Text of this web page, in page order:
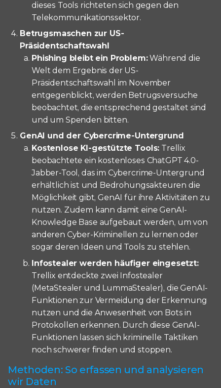
dieses Tools richteten sich gegen den
Telekommunikationssektor.
Betrugsmaschen zur US-
Präsidentschaftswahl
Phishing bleibt ein Problem:Während die
Welt dem Ergebnis der US-
Präsidentschaftswahl im November
entgegenblickt, werden Betrugsversuche
beobachtet, die entsprechend gestaltet sind
und um Spenden bitten.
GenAI und der Cybercrime-Untergrund
Kostenlose KI-gestützte Tools: Trellix
beobachtete ein kostenloses ChatGPT 4.0-
Jabber-Tool, das im Cybercrime-Untergrund
erhältlich ist und Bedrohungsakteuren die
Möglichkeit gibt, GenAI für ihre Aktivitäten zu
nutzen. Zudem kann damit eine GenAI-
Knowledge Base aufgebaut werden, um von
anderen Cyber-Kriminellen zu lernen oder
sogar deren Ideen und Tools zu stehlen.
Infostealer werden häufiger eingesetzt:
Trellix entdeckte zwei Infostealer
(MetaStealer und LummaStealer), die GenAI-
Funktionen zur Vermeidung der Erkennung
nutzen und die Anwesenheit von Bots in
Protokollen erkennen. Durch diese GenAI-
Funktionen lassen sich kriminelle Taktiken
noch schwerer finden und stoppen.
Methoden: So erfassen und analysieren
wir Daten